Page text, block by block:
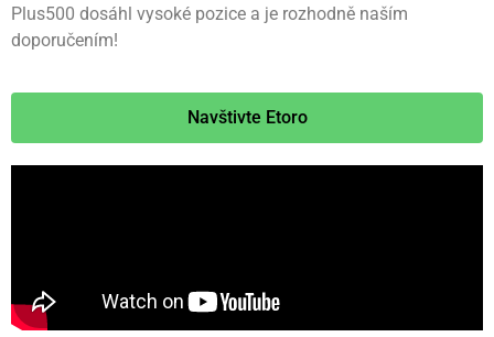
Plus500 dosáhl vysoké pozice a je rozhodně naším
doporučením!
Navštivte Etoro